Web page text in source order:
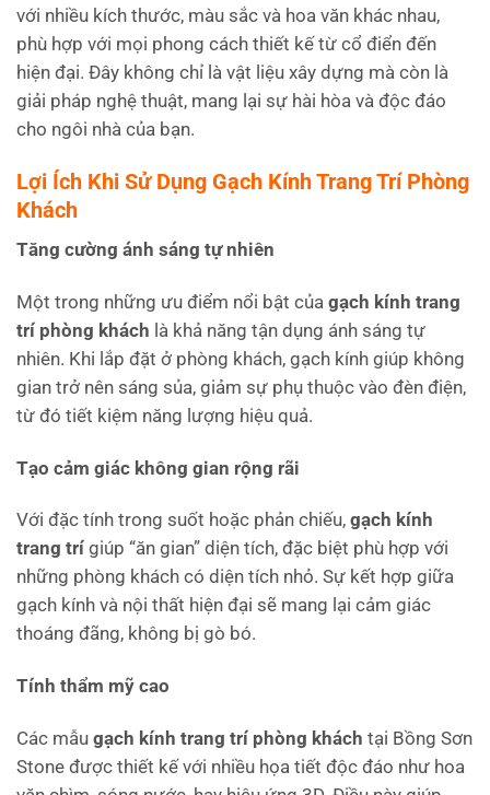
với nhiều kích thước, màu sắc và hoa văn khác nhau,
phù hợp với mọi phong cách thiết kế từ cổ điển đến
hiện đại. Đây không chỉ là vật liệu xây dựng mà còn là
giải pháp nghệ thuật, mang lại sự hài hòa và độc đáo
cho ngôi nhà của bạn.
Lợi Ích Khi Sử Dụng Gạch Kính Trang Trí Phòng
Khách
Tăng cường ánh sáng tự nhiên
Một trong những ưu điểm nổi bật của gạch kính trang
trí phòng khách là khả năng tận dụng ánh sáng tự
nhiên. Khi lắp đặt ở phòng khách, gạch kính giúp không
gian trở nên sáng sủa, giảm sự phụ thuộc vào đèn điện,
từ đó tiết kiệm năng lượng hiệu quả.
Tạo cảm giác không gian rộng rãi
Với đặc tính trong suốt hoặc phản chiếu, gạch kính
trang trí giúp “ăn gian” diện tích, đặc biệt phù hợp với
những phòng khách có diện tích nhỏ. Sự kết hợp giữa
gạch kính và nội thất hiện đại sẽ mang lại cảm giác
thoáng đãng, không bị gò bó.
Tính thẩm mỹ cao
Các mẫu gạch kính trang trí phòng khách tại Bồng Sơn
Stone được thiết kế với nhiều họa tiết độc đáo như hoa